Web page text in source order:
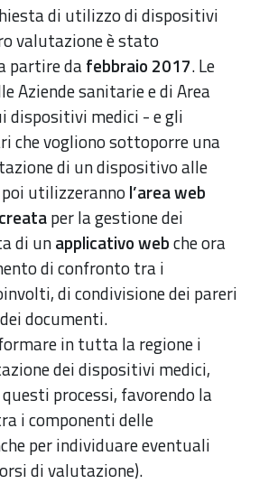
di utilizzo di dispositivi
valutazione è stato
partire dafebbraio 2017. Le
Aziende sanitarie e di Area
dispositivi medici - e gli
che vogliono sottoporre una
di un dispositivo alle
utilizzerannol’area web
per la gestione dei
di unapplicativo webche ora
di confronto tra i
di condivisione dei pareri
documenti.
in tutta la regione i
dei dispositivi medici,
processi, favorendo la
i componenti delle
per individuare eventuali
di valutazione).